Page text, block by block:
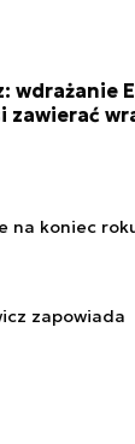
wdrażanie
zawierać
na koniec
zapowiada